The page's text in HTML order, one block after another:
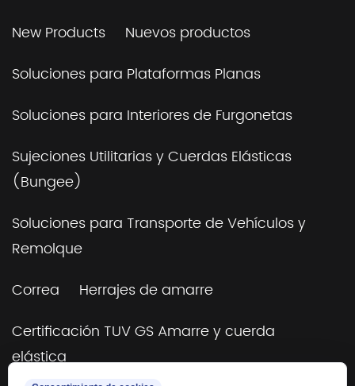
New Products
Nuevos productos
Soluciones para Plataformas Planas
Soluciones para Interiores de Furgonetas
Sujeciones Utilitarias y Cuerdas Elásticas
(Bungee)
Soluciones para Transporte de Vehículos y
Remolque
Correa
Herrajes de amarre
Certificación TUV GS Amarre y cuerda
elástica